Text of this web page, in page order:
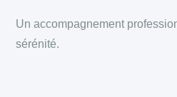
Un accompagnement
sérénité.